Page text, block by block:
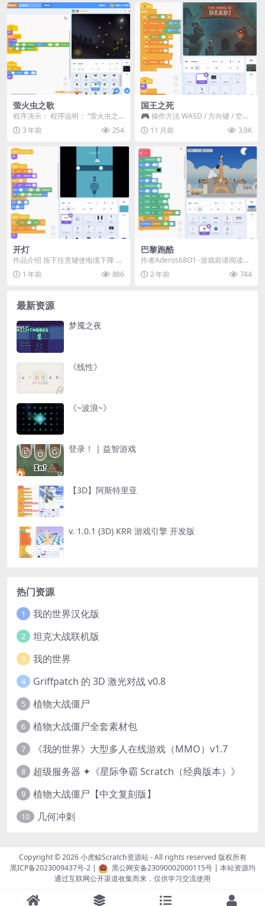
萤火虫之歌
程序演示： 程序说明： “萤火虫之
歌”是一个基于Scra...
3 年前 254
国王之死
🎮 操作方法 WASD / 方向键 / 空
格 → 移动 按住 ⇧ → 可变高度跳...
11 月前 3.9K
开灯
作品介绍​ 按下任意键使电缆下降 电
缆必须精准对准插座位置才能通电
收集所有插座...
1 年前 886
巴黎跑酷
作者Aderos68O1 -游戏前请阅读说
明 -随便玩玩，享受乐趣，这里没有
规则...2 年前 744
最新资源
梦魇之夜
《线性》
《~波浪~》
登录！ | 益智游戏
【3D】阿斯特里亚
v. 1.0.1 (3D) KRR 游戏引擎 开发版
热门资源
1 我的世界汉化版
2 坦克大战联机版
3 我的世界
4 Griffpatch 的 3D 激光对战 v0.8
5 植物大战僵尸
6 植物大战僵尸全套素材包
7 《我的世界》大型多人在线游戏（MMO）v1.7
8 超级服务器 ✦《星际争霸 Scratch（经典版本）》
9 植物大战僵尸【中文复刻版】
10 几何冲刺
Copyright © 2026小虎鲸Scratch资源站- All rights reserved 版权所有
黑ICP备2023009437号-2| 黑公网安备23090002000115号| 本站资源均
通过互联网公开渠道收集而来，仅供学习交流使用